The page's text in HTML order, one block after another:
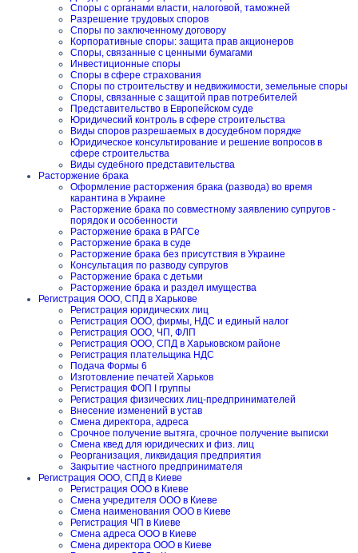
Споры с органами власти, налоговой, таможней
Разрешение трудовых споров
Споры по заключенному договору
Корпоративные споры: защита прав акционеров
Споры, связанные с ценными бумагами
Инвестиционные споры
Споры в сфере страхования
Споры по строительству и недвижимости, земельные споры
Споры, связанные с защитой прав потребителей
Представительство в Европейском суде
Юридический контроль в сфере строительства
Виды споров разрешаемых в досудебном порядке
Юридическое консультирование и решение вопросов в
сфере строительства
Виды судебного представительства
Расторжение брака
Оформление расторжения брака (развода) во время
карантина в Украине
Расторжение брака по совместному заявлению супругов -
порядок и особенности
Расторжение брака в РАГСе
Расторжение брака в суде
Расторжение брака без присутствия в Украине
Консультация по разводу супругов
Расторжение брака с детьми
Расторжение брака и раздел имущества
Регистрация ООО, СПД в Харькове
Регистрация юридических лиц
Регистрация ООО, фирмы, НДС и единый налог
Регистрация ООО, ЧП, ФЛП
Регистрация ООО, СПД в Харьковском районе
Регистрация плательщика НДС
Подача Формы 6
Изготовление печатей Харьков
Регистрация ФОП I группы
Регистрация физических лиц-предпринимателей
Внесение изменений в устав
Смена директора, адреса
Срочное получение вытяга, срочное получение выписки
Смена квед для юридических и физ. лиц
Реорганизация, ликвидация предприятия
Закрытие частного предпринимателя
Регистрация ООО, СПД в Киеве
Регистрация ООО в Киеве
Смена учредителя ООО в Киеве
Смена наименования ООО в Киеве
Регистрация ЧП в Киеве
Смена адреса ООО в Киеве
Смена директора ООО в Киеве